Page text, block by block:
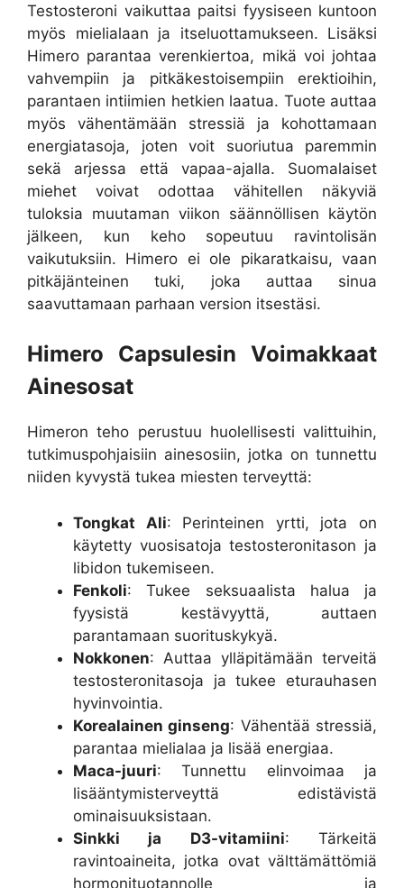
Testosteroni vaikuttaa paitsi fyysiseen kuntoon
myös mielialaan ja itseluottamukseen. Lisäksi
Himero parantaa verenkiertoa, mikä voi johtaa
vahvempiin ja pitkäkestoisempiin erektioihin,
parantaen intiimien hetkien laatua. Tuote auttaa
myös vähentämään stressiä ja kohottamaan
energiatasoja, joten voit suoriutua paremmin
sekä arjessa että vapaa-ajalla. Suomalaiset
miehet voivat odottaa vähitellen näkyviä
tuloksia muutaman viikon säännöllisen käytön
jälkeen, kun keho sopeutuu ravintolisän
vaikutuksiin. Himero ei ole pikaratkaisu, vaan
pitkäjänteinen tuki, joka auttaa sinua
saavuttamaan parhaan version itsestäsi.
Himero Capsulesin Voimakkaat
Ainesosat
Himeron teho perustuu huolellisesti valittuihin,
tutkimuspohjaisiin ainesosiin, jotka on tunnettu
niiden kyvystä tukea miesten terveyttä:
Tongkat Ali: Perinteinen yrtti, jota on
käytetty vuosisatoja testosteronitason ja
libidon tukemiseen.
Fenkoli: Tukee seksuaalista halua ja
fyysistä kestävyyttä, auttaen
parantamaan suorituskykyä.
Nokkonen: Auttaa ylläpitämään terveitä
testosteronitasoja ja tukee eturauhasen
hyvinvointia.
Korealainen ginseng: Vähentää stressiä,
parantaa mielialaa ja lisää energiaa.
Maca-juuri: Tunnettu elinvoimaa ja
lisääntymisterveyttä edistävistä
ominaisuuksistaan.
Sinkki ja D3-vitamiini: Tärkeitä
ravintoaineita, jotka ovat välttämättömiä
hormonituotannolle ja